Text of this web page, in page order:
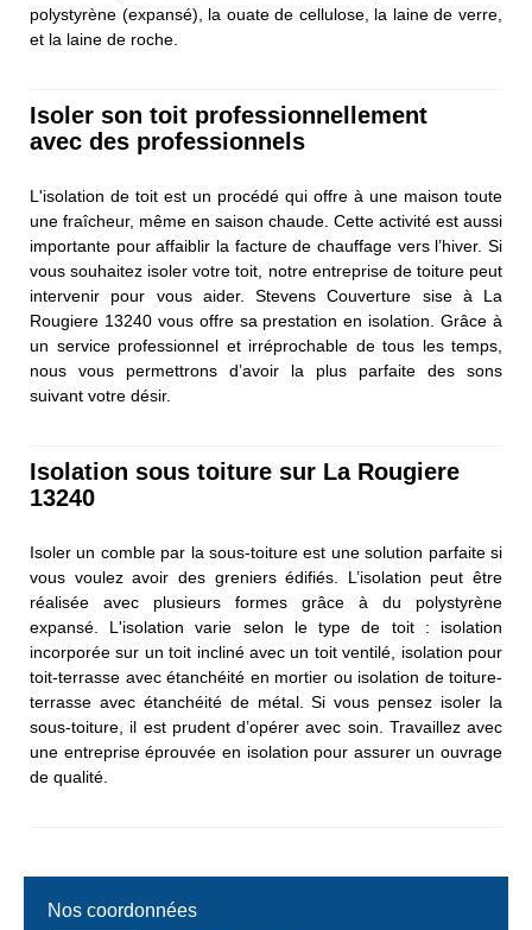
polystyrène (expansé), la ouate de cellulose, la laine de verre,
et la laine de roche.
Isoler son toit professionnellement
avec des professionnels
L'isolation de toit est un procédé qui offre à une maison toute
une fraîcheur, même en saison chaude. Cette activité est aussi
importante pour affaiblir la facture de chauffage vers l’hiver. Si
vous souhaitez isoler votre toit, notre entreprise de toiture peut
intervenir pour vous aider. Stevens Couverture sise à La
Rougiere 13240 vous offre sa prestation en isolation. Grâce à
un service professionnel et irréprochable de tous les temps,
nous vous permettrons d’avoir la plus parfaite des sons
suivant votre désir.
Isolation sous toiture sur La Rougiere
13240
Isoler un comble par la sous-toiture est une solution parfaite si
vous voulez avoir des greniers édifiés. L’isolation peut être
réalisée avec plusieurs formes grâce à du polystyrène
expansé. L'isolation varie selon le type de toit : isolation
incorporée sur un toit incliné avec un toit ventilé, isolation pour
toit-terrasse avec étanchéité en mortier ou isolation de toiture-
terrasse avec étanchéité de métal. Si vous pensez isoler la
sous-toiture, il est prudent d’opérer avec soin. Travaillez avec
une entreprise éprouvée en isolation pour assurer un ouvrage
de qualité.
Nos coordonnées